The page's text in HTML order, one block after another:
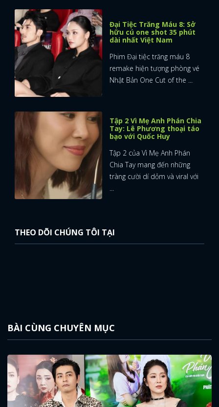
Đại Tiệc Trăng Máu 8: Sở
hữu cú one shot 35 phút
dài nhất Việt Nam
Phim Đại tiệc trăng máu 8
remake hiện tượng phòng vé
Nhật Bản One Cut of the ...
Tập 2 Vì Mẹ Anh Phán Chia
Tay: Lê Phương thoại táo
bạo với Quốc Huy
Tập 2 của Vì Mẹ Anh Phán
Chia Tay mang đến những
tràng cười dí dỏm và viral với
...
THEO DÕI CHÚNG TÔI TẠI
BÀI CÙNG CHUYÊN MỤC